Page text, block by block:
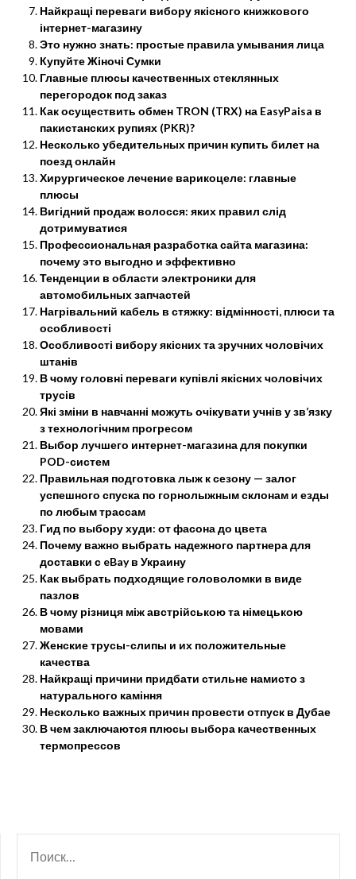
Найкращі переваги вибору якісного книжкового
інтернет-магазину
Это нужно знать: простые правила умывания лица
Купуйте Жіночі Сумки
Главные плюсы качественных стеклянных
перегородок под заказ
Как осуществить обмен TRON (TRX) на EasyPaisa в
пакистанских рупиях (PKR)?
Несколько убедительных причин купить билет на
поезд онлайн
Хирургическое лечение варикоцеле: главные
плюсы
Вигідний продаж волосся: яких правил слід
дотримуватися
Профессиональная разработка сайта магазина:
почему это выгодно и эффективно
Тенденции в области электроники для
автомобильных запчастей
Нагрівальний кабель в стяжку: відмінності, плюси та
особливості
Особливості вибору якісних та зручних чоловічих
штанів
В чому головні переваги купівлі якісних чоловічих
трусів
Які зміни в навчанні можуть очікувати учнів у зв’язку
з технологічним прогресом
Выбор лучшего интернет-магазина для покупки
POD-систем
Правильная подготовка лыж к сезону — залог
успешного спуска по горнолыжным склонам и езды
по любым трассам
Гид по выбору худи: от фасона до цвета
Почему важно выбрать надежного партнера для
доставки с eBay в Украину
Как выбрать подходящие головоломки в виде
пазлов
В чому різниця між австрійською та німецькою
мовами
Женские трусы-слипы и их положительные
качества
Найкращі причини придбати стильне намисто з
натурального каміння
Несколько важных причин провести отпуск в Дубае
В чем заключаются плюсы выбора качественных
термопрессов